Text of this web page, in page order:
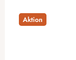
Aktion